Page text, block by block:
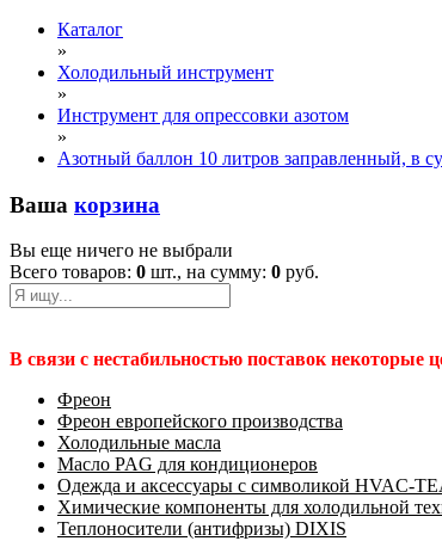
Каталог
»
Холодильный инструмент
»
Инструмент для опрессовки азотом
»
Азотный баллон 10 литров заправленный, в
Ваша корзина
Вы еще ничего не выбрали
Всего товаров: 0 шт., на сумму: 0 руб.
В связи с нестабильностью поставок
Фреон
Фреон европейского производства
Холодильные масла
Масло PAG для кондиционеров
Одежда и аксессуары с символикой HVAC-
Химические компоненты для холодильной
Теплоносители (антифризы) DIXIS